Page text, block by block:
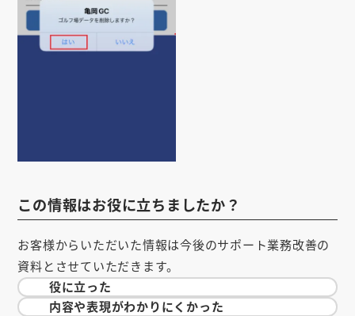
この情報はお役に立ちましたか？
お客様からいただいた情報は今後のサポート業務改善の
資料とさせていただきます。
役に立った
内容や表現がわかりにくかった